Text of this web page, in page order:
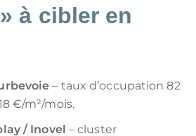
à cibler en
– taux d’occupation 82
€/m²/mois.
/ Inovel – cluster